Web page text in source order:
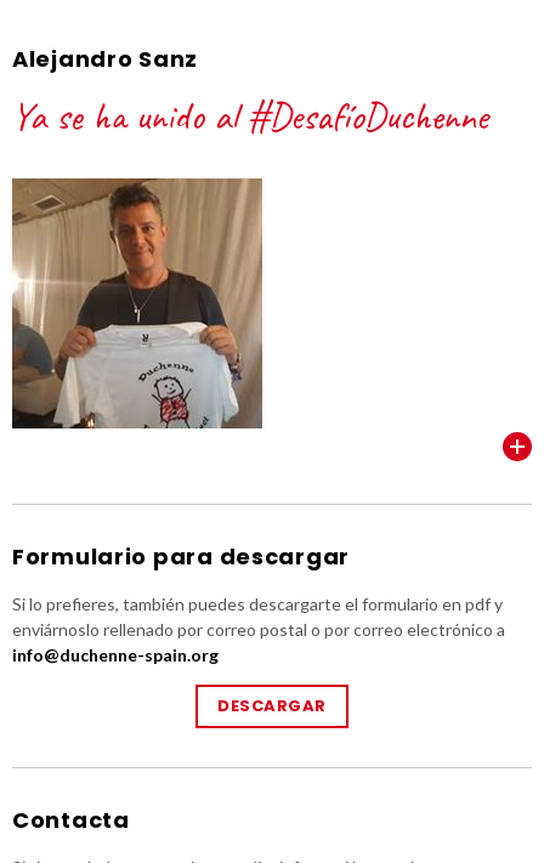
Alejandro Sanz
Ya se ha unido al #DesafíoDuchenne
Formulario para descargar
Si lo prefieres, también puedes descargarte el formulario en pdf y
enviárnoslo rellenado por correo postal o por correo electrónico a
info@duchenne-spain.org
DESCARGAR
Contacta